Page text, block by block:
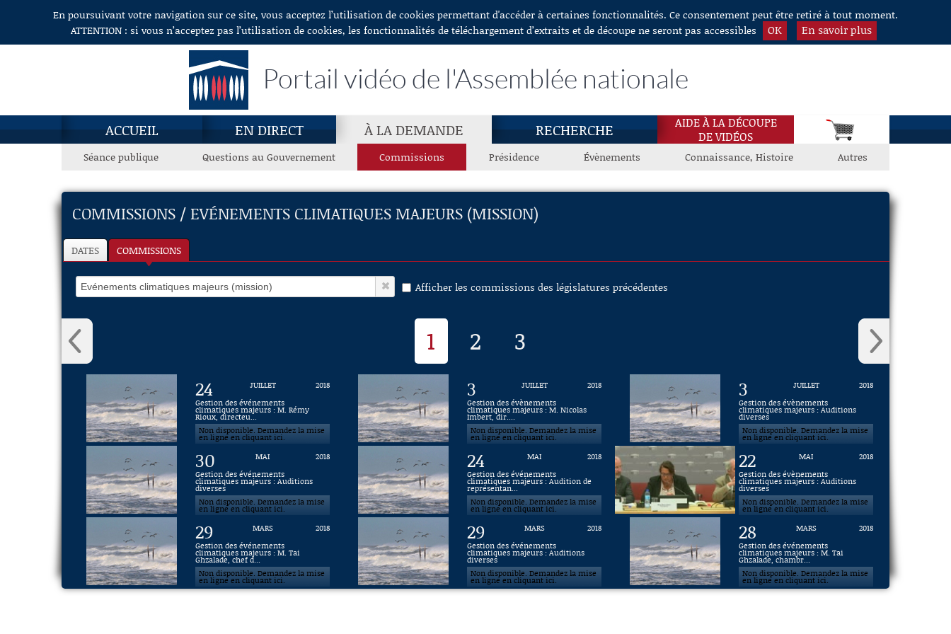
Aller au contenuEn poursuivant votre navigation sur ce site, vous acceptez l’utilisation de cookies permettant d'accéder à certaines fonctionnalités. Ce consentement peut être retiré à tout moment.
ATTENTION : si vous n’acceptez pas l’utilisation de cookies, les fonctionnalités de téléchargement d’extraits et de découpe ne seront pas accessibles
OK En savoir plus
Portail vidéo de l'Assemblée nationale
ACCUEIL EN DIRECT À LA DEMANDE RECHERCHE
AIDE À LA DÉCOUPE
DE VIDÉOS
Séance publique Questions au Gouvernement Commissions Présidence Évènements Connaissance, Histoire Autres
COMMISSIONS / EVÉNEMENTS CLIMATIQUES MAJEURS (MISSION)
DATES COMMISSIONS
Afficher les commissions des législatures précédentes
1 2 3
24 JUILLET
2018
Gestion des événements
climatiques majeurs : M. Rémy
Rioux, directeu...
Non disponible. Demandez la mise
en ligne en cliquant ici.
3 JUILLET
2018
Gestion des évènements
climatiques majeurs : M. Nicolas
Imbert, dir....
Non disponible. Demandez la mise
en ligne en cliquant ici.
3 JUILLET
2018
Gestion des évènements
climatiques majeurs : Auditions
diverses
Non disponible. Demandez la mise
en ligne en cliquant ici.
30 MAI
2018
Gestion des événements
climatiques majeurs : Auditions
diverses
Non disponible. Demandez la mise
en ligne en cliquant ici.
24 MAI
2018
Gestion des événements
climatiques majeurs : Audition de
représentan...
Non disponible. Demandez la mise
en ligne en cliquant ici.
22 MAI
2018
Gestion des évènements
climatiques majeurs : Auditions
diverses
Non disponible. Demandez la mise
en ligne en cliquant ici.
29 MARS
2018
Gestion des événements
climatiques majeurs : M. Tai
Ghzalade, chef d...
Non disponible. Demandez la mise
en ligne en cliquant ici.
29 MARS
2018
Gestion des événements
climatiques majeurs : Auditions
diverses
Non disponible. Demandez la mise
en ligne en cliquant ici.
28 MARS
2018
Gestion des événements
climatiques majeurs : M. Tai
Ghzalade, chambr...
Non disponible. Demandez la mise
en ligne en cliquant ici.